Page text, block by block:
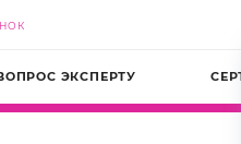
ЭКСПЕРТУ